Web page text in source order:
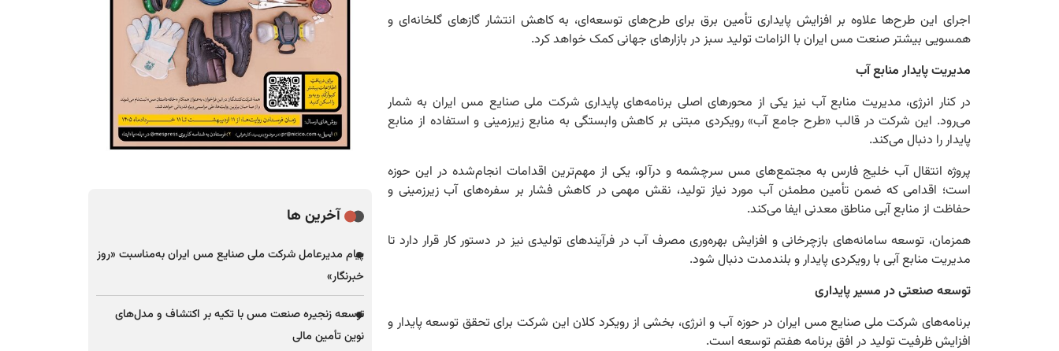
اجرای این طرح‌ها علاوه بر افزایش پایداری تأمین برق برای طرح‌های توسعه‌ای، به کاهش انتشار گازهای گلخانه‌ای و
همسویی بیشتر صنعت مس ایران با الزامات تولید سبز در بازارهای جهانی کمک خواهد کرد.
مدیریت پایدار منابع آب
در کنار انرژی، مدیریت منابع آب نیز یکی از محورهای اصلی برنامه‌های پایداری شرکت ملی صنایع مس ایران به شمار
می‌رود. این شرکت در قالب «طرح جامع آب» رویکردی مبتنی بر کاهش وابستگی به منابع زیرزمینی و استفاده از منابع
پایدار را دنبال می‌کند.
پروژه انتقال آب خلیج فارس به مجتمع‌های مس سرچشمه و درآلو، یکی از مهم‌ترین اقدامات انجام‌شده در این حوزه
است؛ اقدامی که ضمن تأمین مطمئن آب مورد نیاز تولید، نقش مهمی در کاهش فشار بر سفره‌های آب زیرزمینی و
حفاظت از منابع آبی مناطق معدنی ایفا می‌کند.
همزمان، توسعه سامانه‌های بازچرخانی و افزایش بهره‌وری مصرف آب در فرآیندهای تولیدی نیز در دستور کار قرار دارد تا
مدیریت منابع آبی با رویکردی پایدار و بلندمدت دنبال شود.
توسعه صنعتی در مسیر پایداری
برنامه‌های شرکت ملی صنایع مس ایران در حوزه آب و انرژی، بخشی از رویکرد کلان این شرکت برای تحقق توسعه پایدار و
افزایش ظرفیت تولید در افق برنامه هفتم توسعه است.
آخرین ها
پیام مدیرعامل شرکت ملی صنایع مس ایران به‌مناسبت «روز
خبرنگار»
توسعه زنجیره صنعت مس با تکیه بر اکتشاف و مدل‌های
نوین تأمین مالی